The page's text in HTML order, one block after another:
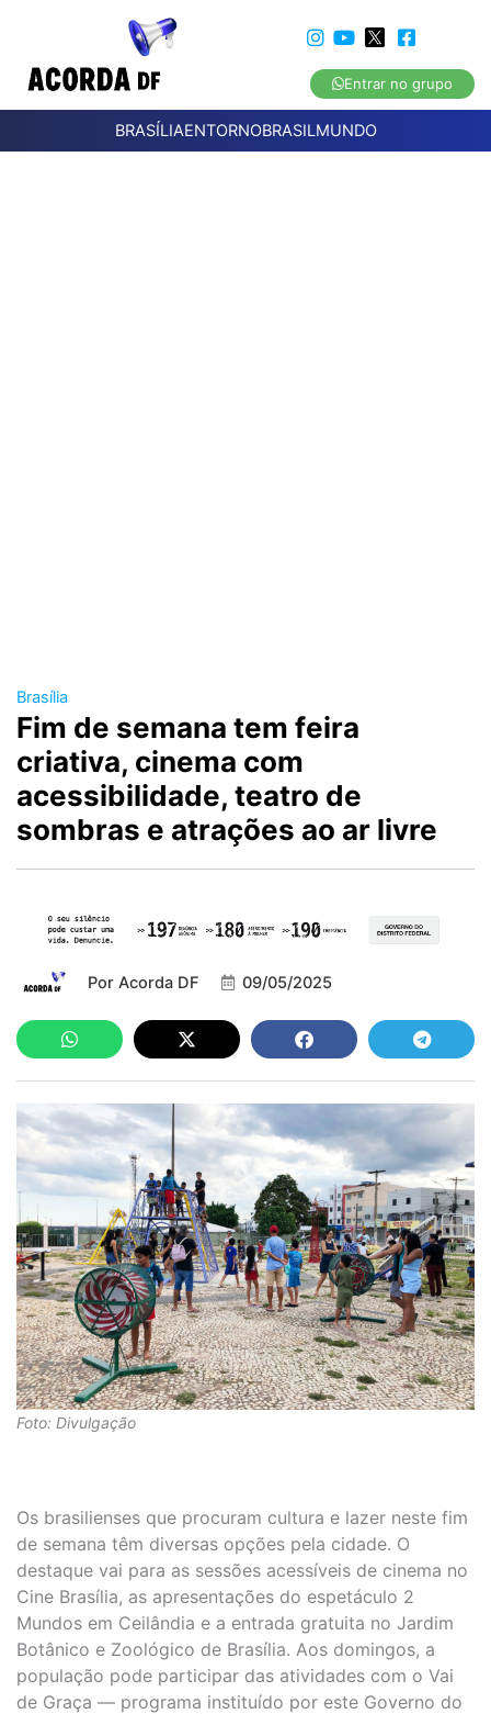
Entrar no grupo
BRASÍLIAENTORNOBRASILMUNDO
Brasília
Fim de semana tem feira
criativa, cinema com
acessibilidade, teatro de
sombras e atrações ao ar livre
Por Acorda DF 09/05/2025
Foto: Divulgação
Os brasilienses que procuram cultura e lazer neste fim
de semana têm diversas opções pela cidade. O
destaque vai para as sessões acessíveis de cinema no
Cine Brasília, as apresentações do espetáculo 2
Mundos em Ceilândia e a entrada gratuita no Jardim
Botânico e Zoológico de Brasília. Aos domingos, a
população pode participar das atividades com o Vai
de Graça — programa instituído por este Governo do